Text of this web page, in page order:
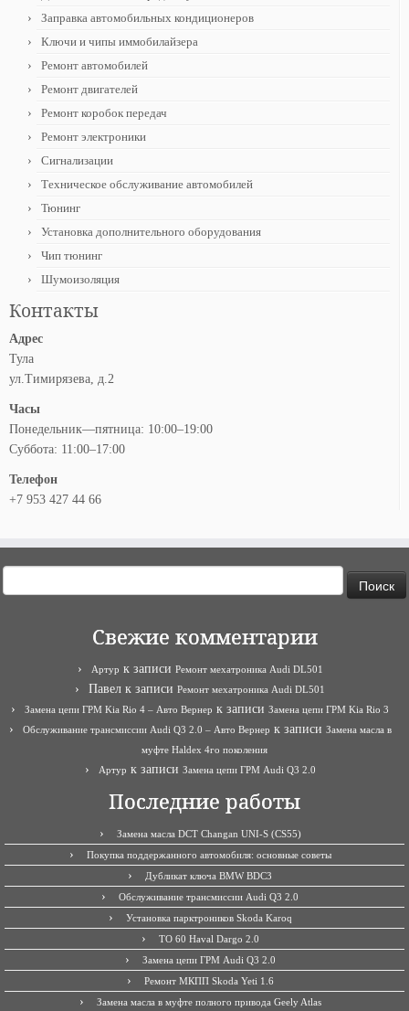
Заправка автомобильных кондиционеров
Ключи и чипы иммобилайзера
Ремонт автомобилей
Ремонт двигателей
Ремонт коробок передач
Ремонт электроники
Сигнализации
Техническое обслуживание автомобилей
Тюнинг
Установка дополнительного оборудования
Чип тюнинг
Шумоизоляция
Контакты
Адрес
Тула
ул.Тимирязева, д.2
Часы
Понедельник—пятница: 10:00–19:00
Суббота: 11:00–17:00
Телефон
+7 953 427 44 66
Свежие комментарии
Артур к записи Ремонт мехатроника Audi DL501
Павел к записи Ремонт мехатроника Audi DL501
Замена цепи ГРМ Kia Rio 4 – Авто Вернер к записи Замена цепи ГРМ Kia Rio 3
Обслуживание трансмиссии Audi Q3 2.0 – Авто Вернер к записи Замена масла в
муфте Haldex 4го поколения
Артур к записи Замена цепи ГРМ Audi Q3 2.0
Последние работы
Замена масла DCT Changan UNI-S (CS55)
Покупка поддержанного автомобиля: основные советы
Дубликат ключа BMW BDC3
Обслуживание трансмиссии Audi Q3 2.0
Установка парктроников Skoda Karoq
ТО 60 Haval Dargo 2.0
Замена цепи ГРМ Audi Q3 2.0
Ремонт МКПП Skoda Yeti 1.6
Замена масла в муфте полного привода Geely Atlas